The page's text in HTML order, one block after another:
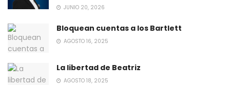
JUNIO 20, 2026
Bloquean cuentas a los Bartlett
AGOSTO 16, 2025
La libertad de Beatriz
AGOSTO 18, 2025